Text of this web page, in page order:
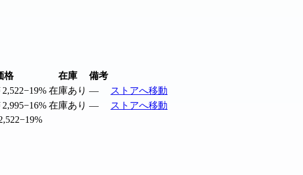
格 在庫
備考
2,522−19% 在庫あり —
ストアへ移動
2,995−16% 在庫あり —
ストアへ移動
−19%